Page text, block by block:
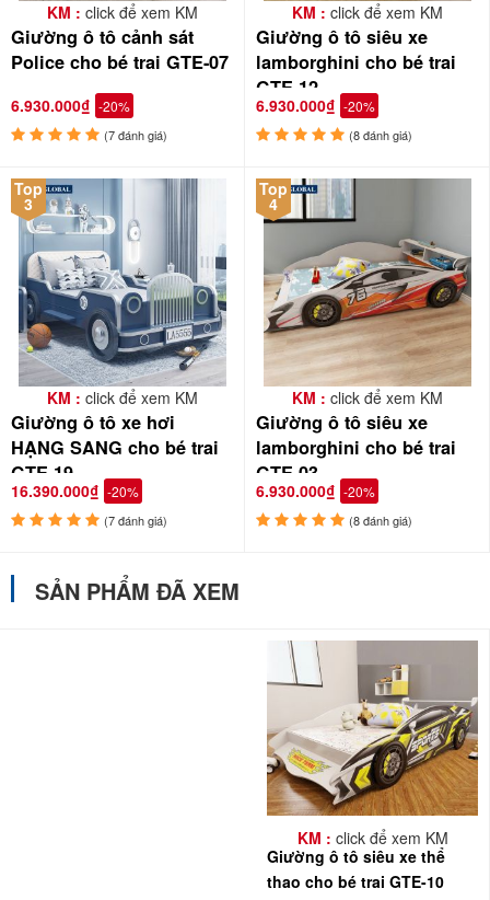
KM : click để xem KM
Giường ô tô cảnh sát
Police cho bé trai GTE-07
6.930.000₫ -20%
(7 đánh giá)
KM : click để xem KM
Giường ô tô siêu xe
lamborghini cho bé trai
GTE-12
6.930.000₫ -20%
(8 đánh giá)
Top
3
KM : click để xem KM
Giường ô tô xe hơi
HẠNG SANG cho bé trai
GTE-19
16.390.000₫ -20%
(7 đánh giá)
Top
4
KM : click để xem KM
Giường ô tô siêu xe
lamborghini cho bé trai
GTE-03
6.930.000₫ -20%
(8 đánh giá)
SẢN PHẨM ĐÃ XEM
KM : click để xem KM
Giường ô tô siêu xe thể
thao cho bé trai GTE-10